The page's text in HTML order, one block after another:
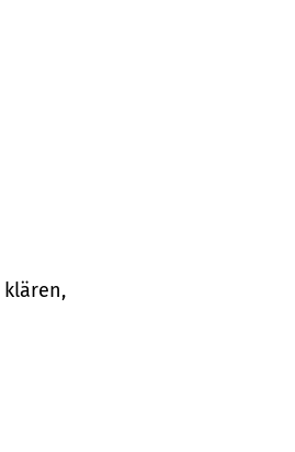
(RTF)
(PDF)
klären,